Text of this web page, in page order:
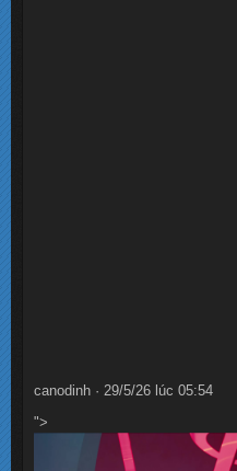
canodinh · 29/5/26 lúc 05:54
">